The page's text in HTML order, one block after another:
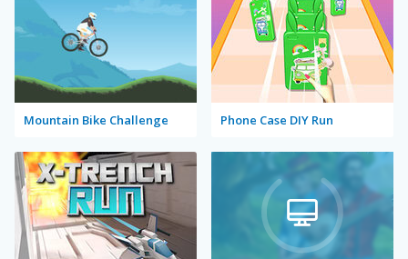
Mountain Bike Challenge Phone Case DIY Run